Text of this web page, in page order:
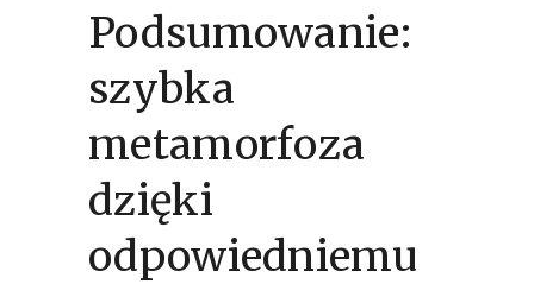
Podsumowanie:
szybka
metamorfoza
dzięki
odpowiedniemu